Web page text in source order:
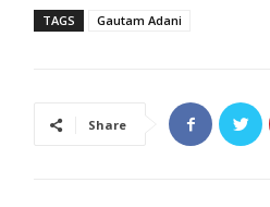
TAGS Gautam Adani
Share